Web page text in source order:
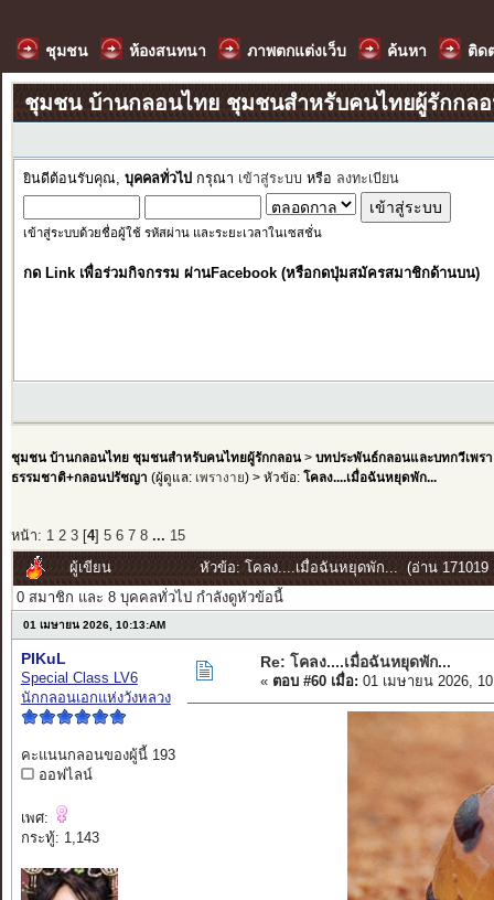
ชุมชน ห้องสนทนา ภาพตกแต่งเว็บ ค้นหา ติด
ชุมชน บ้านกลอนไทย ชุมชนสำหรับคนไทยผู้รักกล
ยินดีต้อนรับคุณ, บุคคลทั่วไป กรุณา เข้าสู่ระบบ หรือ ลงทะเบียน
เข้าสู่ระบบด้วยชื่อผู้ใช้ รหัสผ่าน และระยะเวลาในเซสชั่น
กด Link เพื่อร่วมกิจกรรม ผ่านFacebook (หรือกดปุ่มสมัครสมาชิกด้านบน)
ชุมชน บ้านกลอนไทย ชุมชนสำหรับคนไทยผู้รักกลอน> บทประพันธ์กลอนและบทกวีเพรา
ธรรมชาติ+กลอนปรัชญา (ผู้ดูแล: เพรางาย) > หัวข้อ: โคลง....เมื่อฉันหยุดพัก...
หน้า: 1 2 3[ 4] 5 6 7 8 ... 15
ผู้เขียน
หัวข้อ: โคลง....เมื่อฉันหยุดพัก... (อ่าน 171019
0 สมาชิก และ 8 บุคคลทั่วไป กำลังดูหัวข้อนี้
01 เมษายน 2026, 10:13:AM
PIKuL
Special Class LV6
นักกลอนเอกแห่งวังหลวง
คะแนนกลอนของผู้นี้ 193
ออฟไลน์
เพศ:
กระทู้: 1,143
Re: โคลง....เมื่อฉันหยุดพัก...
« ตอบ #60 เมื่อ: 01 เมษายน 2026,